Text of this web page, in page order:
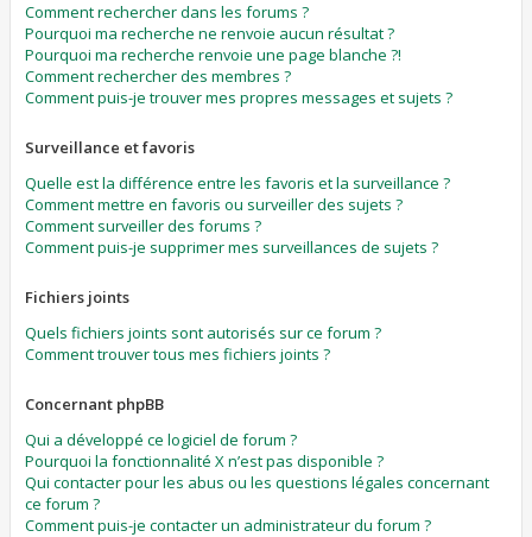
Comment rechercher dans les forums ?
Pourquoi ma recherche ne renvoie aucun résultat ?
Pourquoi ma recherche renvoie une page blanche ?!
Comment rechercher des membres ?
Comment puis-je trouver mes propres messages et sujets ?
Surveillance et favoris
Quelle est la différence entre les favoris et la surveillance ?
Comment mettre en favoris ou surveiller des sujets ?
Comment surveiller des forums ?
Comment puis-je supprimer mes surveillances de sujets ?
Fichiers joints
Quels fichiers joints sont autorisés sur ce forum ?
Comment trouver tous mes fichiers joints ?
Concernant phpBB
Qui a développé ce logiciel de forum ?
Pourquoi la fonctionnalité X n’est pas disponible ?
Qui contacter pour les abus ou les questions légales concernant
ce forum ?
Comment puis-je contacter un administrateur du forum ?